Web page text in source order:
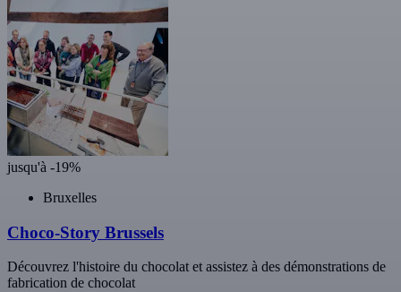
jusqu'à -19%
Bruxelles
Choco-Story Brussels
Découvrez l'histoire du chocolat et assistez à des démonstrations de
fabrication de chocolat